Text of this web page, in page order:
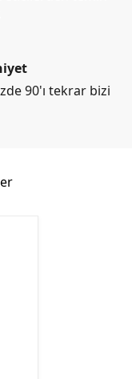
90'ı tekrar bizi